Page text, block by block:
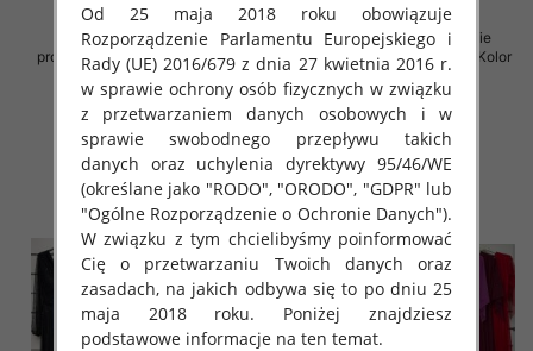
Sukienki damskie (Włoskie
produkt) Roz Standard, Mix Kolor
Paczka 5 szt
78.00 zł
szczegóły
Sukienki damskie (Włoskie
produkt) Roz Standard, Mix Kolor
Paczka 5 szt
78.00 zł
szczegóły
Od 25 maja 2018 roku obowiązuje
Rozporządzenie Parlamentu Europejskiego i
Rady (UE) 2016/679 z dnia 27 kwietnia 2016 r.
w sprawie ochrony osób fizycznych w związku
z przetwarzaniem danych osobowych i w
sprawie swobodnego przepływu takich
danych oraz uchylenia dyrektywy 95/46/WE
(określane jako "RODO", "ORODO", "GDPR" lub
"Ogólne Rozporządzenie o Ochronie Danych").
W związku z tym chcielibyśmy poinformować
Cię o przetwarzaniu Twoich danych oraz
zasadach, na jakich odbywa się to po dniu 25
maja 2018 roku. Poniżej znajdziesz
podstawowe informacje na ten temat.